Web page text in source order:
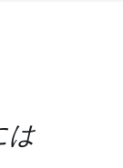
は